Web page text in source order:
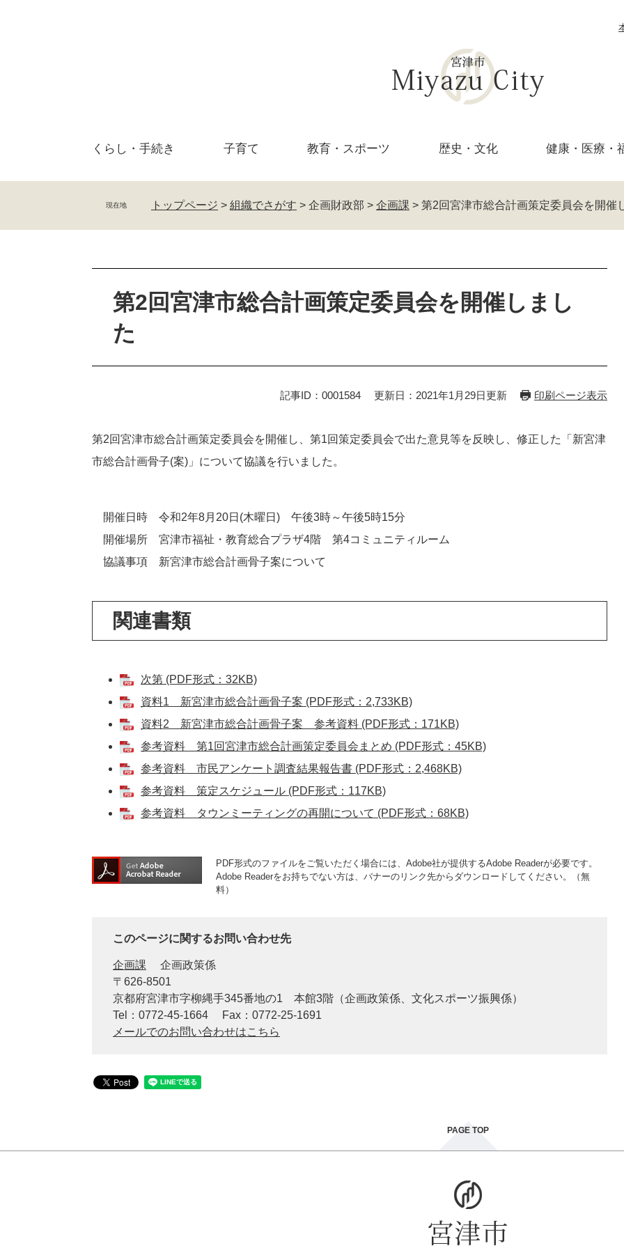
くらし・ 手続き 子育て 教育・ スポーツ 歴史・文化 健康・医療・
現在地 トップページ > 組織でさがす > 企画財政部 > 企画課 > 第2回宮津市総合計画策定委員会を開催
第2回宮津市総合計画策定委員会を開催しまし
た
記事ID：0001584 更新日：2021年1月29日更新 印刷ページ表示
第2回宮津市総合計画策定委員会を開催し、第1回策定委員会で出た意見等を反映し、修正した「新宮津
市総合計画骨子(案)」について協議を行いました。
開催日時 令和2年8月20日(木曜日) 午後3時～午後5時15分
開催場所 宮津市福祉・教育総合プラザ4階 第4コミュニティルーム
協議事項 新宮津市総合計画骨子案について
関連書類
次第 (PDF形式：32KB)
資料1 新宮津市総合計画骨子案 (PDF形式：2,733KB)
資料2 新宮津市総合計画骨子案 参考資料 (PDF形式：171KB)
参考資料 第1回宮津市総合計画策定委員会まとめ (PDF形式：45KB)
参考資料 市民アンケート調査結果報告書 (PDF形式：2,468KB)
参考資料 策定スケジュール (PDF形式：117KB)
参考資料 タウンミーティングの再開について (PDF形式：68KB)
PDF形式のファイルをご覧いただく場合には、Adobe社が提供するAdobe Readerが必要です。
Adobe Readerをお持ちでない方は、バナーのリンク先からダウンロードしてください。（無
料）
このページに関するお問い合わせ先
企画課
企画政策係
〒626-8501
京都府宮津市字柳縄手345番地の1 本館3階（企画政策係、文化スポーツ振興係）
Tel：0772-45-1664
Fax：0772-25-1691
メールでのお問い合わせはこちら
PAGE TOP